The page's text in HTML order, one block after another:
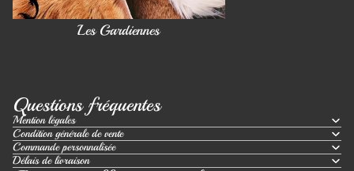
Les Gardiennes
Questions fréquentes
Mention légales
Condition générale de vente
Commande personnalisée
Délais de livraison